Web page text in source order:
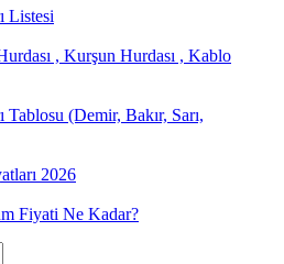
Listesi
, Kurşun Hurdası , Kablo
(Demir, Bakır, Sarı,
2026
Fiyati Ne Kadar?